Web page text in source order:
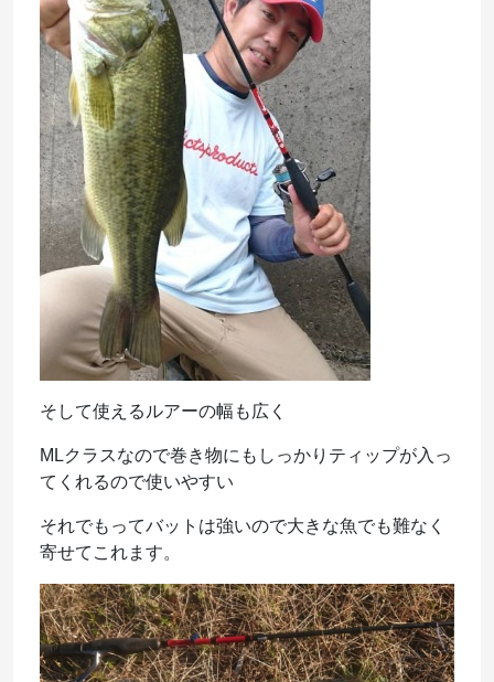
そして使えるルアーの幅も広く
MLクラスなので巻き物にもしっかりティップが入っ
てくれるので使いやすい
それでもってバットは強いので大きな魚でも難なく
寄せてこれます。